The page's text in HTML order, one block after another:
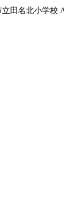
田名北小学校